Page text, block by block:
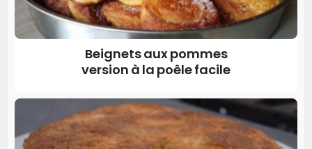
Beignets aux pommes
version à la poêle facile